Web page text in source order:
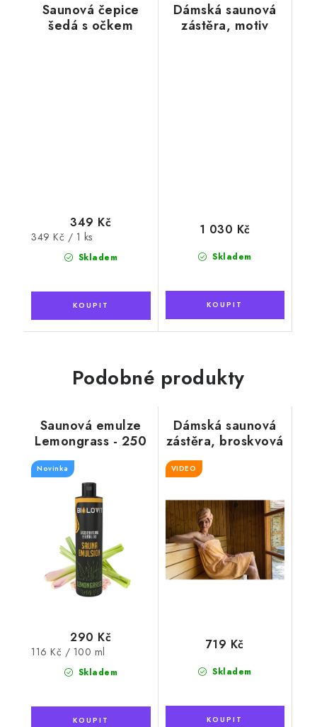
Saunová čepice
šedá s očkem
Skladem
349 Kč
Měrná
349 Kč / 1 ks
Dámská saunová
zástěra, motiv
Skladem
1 030 Kč
Podobné produkty
Saunová emulze
Lemongrass - 250
Novinka
Skladem
290 Kč
Měrná
116 Kč / 100 ml
Dámská saunová
zástěra, broskvová
VIDEO
Skladem
719 Kč